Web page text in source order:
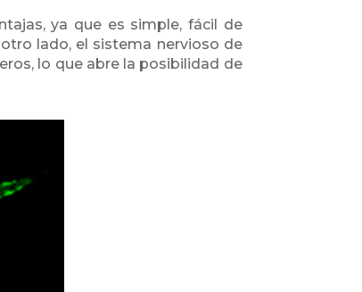
ya que es simple, fácil de
lado, el sistema nervioso de
lo que abre la posibilidad de